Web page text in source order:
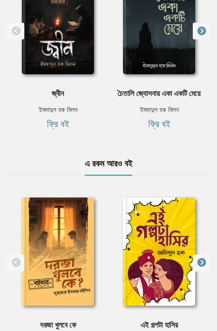
জ্বীন
ইমদাদুল হক মিলন
ফ্রি বই
চৈতালি জ্যোসনায় একা একটি মেয়ে
ইমদাদুল হক মিলন
ফ্রি বই
এ রকম আরও বই
দরজা খুলবে কে এই গল্পটা হাসির